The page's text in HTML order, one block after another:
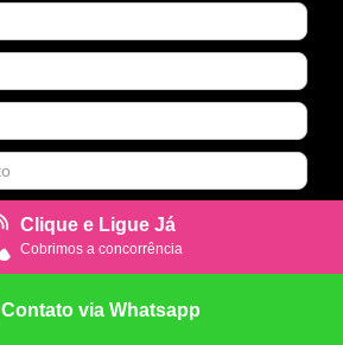
Clique e Ligue Já
Cobrimos a concorrência
Contato via Whatsapp